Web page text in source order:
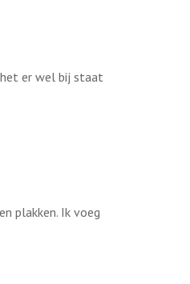
er wel bij staat
plakken. Ik voeg